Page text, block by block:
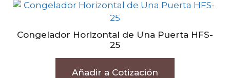
Congelador Horizontal de Una Puerta HFS-
25
Añadir a Cotización